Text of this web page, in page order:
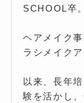
SCHOOL卒。
ヘアメイク
ラシメイク
以来、長年
験を活かし